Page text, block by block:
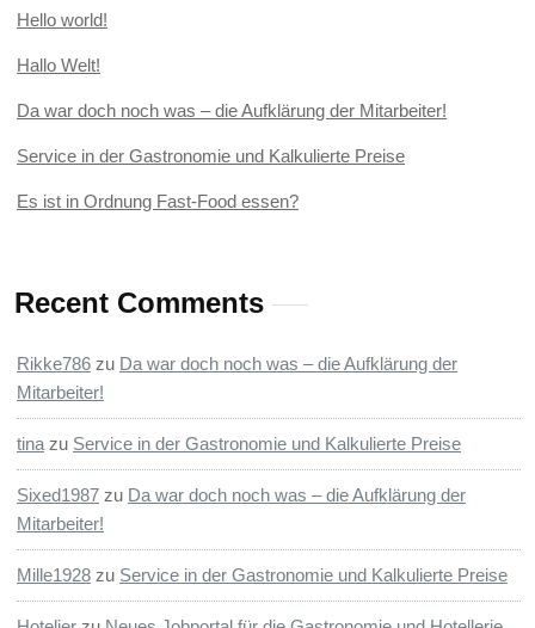
Hello world!
Hallo Welt!
Da war doch noch was – die Aufklärung der Mitarbeiter!
Service in der Gastronomie und Kalkulierte Preise
Es ist in Ordnung Fast-Food essen?
Recent Comments
Rikke786 zu Da war doch noch was – die Aufklärung der
Mitarbeiter!
tina zu Service in der Gastronomie und Kalkulierte Preise
Sixed1987 zu Da war doch noch was – die Aufklärung der
Mitarbeiter!
Mille1928 zu Service in der Gastronomie und Kalkulierte Preise